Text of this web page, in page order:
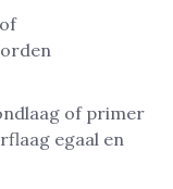
of primer
egaal en